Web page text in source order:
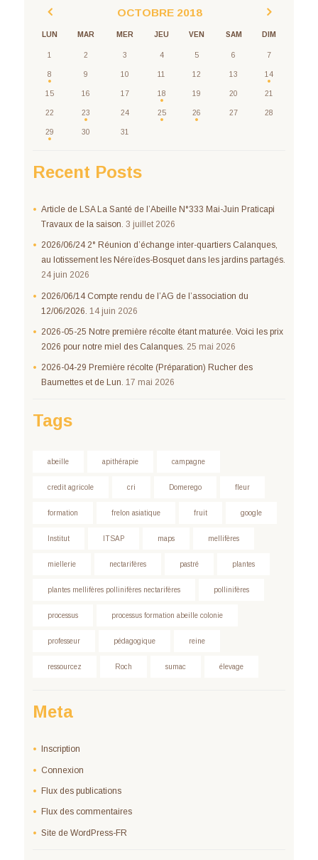
OCTOBRE 2018
LUN MAR MER JEU VEN SAM DIM
1 2 3 4 5 6 7
8 9 10 11 12 13 14
15 16 17 18 19 20 21
22 23 24 25 26 27 28
29 30 31
Recent Posts
Article de LSA La Santé de l’Abeille N°333 Mai-Juin Praticapi
Travaux de la saison. 3 juillet 2026
2026/06/24 2° Réunion d’échange inter-quartiers Calanques,
au lotissement les Néreïdes-Bosquet dans les jardins partagés.
24 juin 2026
2026/06/14 Compte rendu de l’AG de l’association du
12/06/2026. 14 juin 2026
2026-05-25 Notre première récolte étant maturée. Voici les prix
2026 pour notre miel des Calanques. 25 mai 2026
2026-04-29 Première récolte (Préparation) Rucher des
Baumettes et de Lun. 17 mai 2026
Tags
abeille apithérapie campagne
credit agricole cri Domerego fleur
formation frelon asiatique fruit google
Institut ITSAP maps mellifères
miellerie nectarifères pastré plantes
plantes mellifères pollinifères nectarifères pollinifères
processus processus formation abeille colonie
professeur pédagogique reine
ressourcez Roch sumac élevage
Meta
Inscription
Connexion
Flux des publications
Flux des commentaires
Site de WordPress-FR